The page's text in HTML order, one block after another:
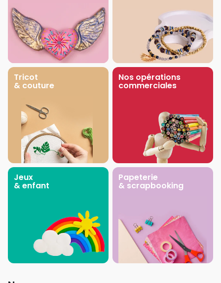
Tricot
& couture
Nos opérations
commerciales
Jeux
& enfant
Papeterie
& scrapbooking